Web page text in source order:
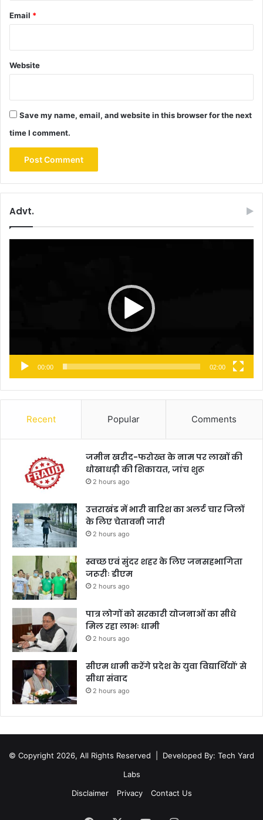
Email *
Website
Save my name, email, and website in this browser for the next
time I comment.
Advt.
00:00 02:00
Recent Popular Comments
जमीन खरीद-फरोख्त के नाम पर लाखों की
धोखाधड़ी की शिकायत, जांच शुरू
2 hours ago
उत्तराखंड में भारी बारिश का अलर्ट चार जिलों
के लिए चेतावनी जारी
2 hours ago
स्वच्छ एवं सुंदर शहर के लिए जनसहभागिता
जरूरीः डीएम
2 hours ago
पात्र लोगों को सरकारी योजनाओं का सीधे
मिल रहा लाभः धामी
2 hours ago
सीएम धामी करेंगे प्रदेश के युवा विद्यार्थियों’ से
सीधा संवाद
2 hours ago
© Copyright 2026, All Rights Reserved | Developed By: Tech Yard
Labs
Disclaimer
Privacy Contact Us